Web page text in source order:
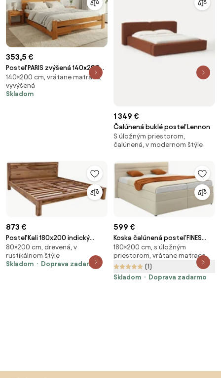
353,5 €
Posteľ PARIS zvýšená 140x200
cm, jelša Rošt: S latkovým
roštom, Matrac: Matrac
SOMMERA 18 cm
140×200 cm, vrátane matraca,
vyvýšená
Skladom
1 349 €
Čalúnená buklé posteľ Lennon
S úložným priestorom,
čalúnená, v modernom štýle
873 €
Posteľ Kali 180x200 indický
masív palisander Only stain
80×200 cm, drevená, v
rustikálnom štýle
Skladom
Doprava zadarmo
599 €
Koska čalúnená posteľ FINES
180x200 pneu smotanová
180×200 cm, s úložným
priestorom, vrátane matraca
(1)
Skladom
Doprava zadarmo